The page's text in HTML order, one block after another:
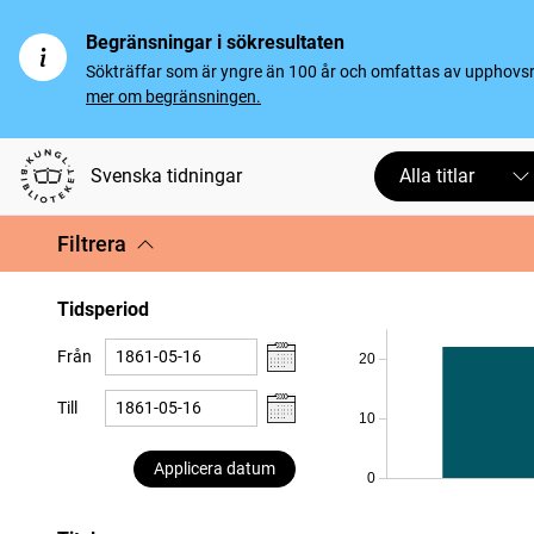
Begränsningar i sökresultaten
Sökträffar som är yngre än 100 år och omfattas av
mer om begränsningen.
Svenska tidningar Alla titlar
Filtrera
Tidsperiod
Från
Till
Applicera datum
0
10
20